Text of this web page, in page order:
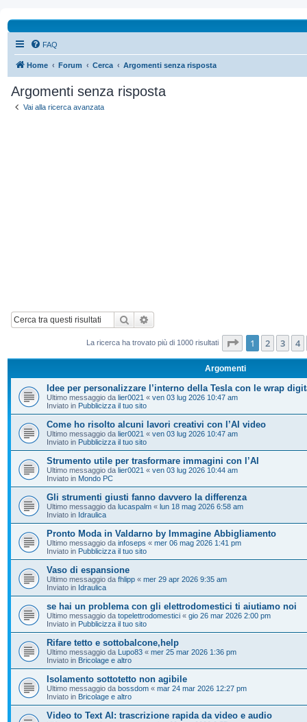
FAQ
Home Forum Cerca Argomenti senza risposta
Argomenti senza risposta
Vai alla ricerca avanzata
Cerca
La ricerca ha trovato più di 1000 risultati Pagina di 20
1 2 3 4
Argomenti
Idee per personalizzare l’interno della Tesla con le wrap
Ultimo messaggio da lier0021 « ven 03 lug 2026 10:47 am
Inviato in Pubblicizza il tuo sito
Come ho risolto alcuni lavori creativi con l’AI video
Ultimo messaggio da lier0021 « ven 03 lug 2026 10:47 am
Inviato in Pubblicizza il tuo sito
Strumento utile per trasformare immagini con l’AI
Ultimo messaggio da lier0021 « ven 03 lug 2026 10:44 am
Inviato in Mondo PC
Gli strumenti giusti fanno davvero la differenza
Ultimo messaggio da lucaspalm « lun 18 mag 2026 6:58 am
Inviato in Idraulica
Pronto Moda in Valdarno by Immagine Abbigliamento
Ultimo messaggio da infoseps « mer 06 mag 2026 1:41 pm
Inviato in Pubblicizza il tuo sito
Vaso di espansione
Ultimo messaggio da fhlipp « mer 29 apr 2026 9:35 am
Inviato in Idraulica
se hai un problema con gli elettrodomestici ti aiutiamo noi
Ultimo messaggio da topelettrodomestici « gio 26 mar 2026 2:00 pm
Inviato in Pubblicizza il tuo sito
Rifare tetto e sottobalcone,help
Ultimo messaggio da Lupo83 « mer 25 mar 2026 1:36 pm
Inviato in Bricolage e altro
Isolamento sottotetto non agibile
Ultimo messaggio da bossdom « mar 24 mar 2026 12:27 pm
Inviato in Bricolage e altro
Video to Text AI: trascrizione rapida da video e audio